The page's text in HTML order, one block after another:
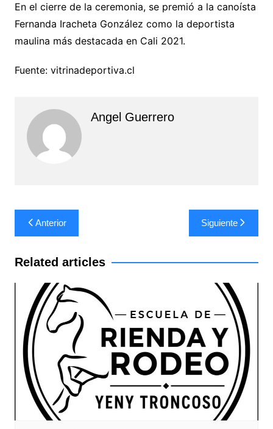
En el cierre de la ceremonia, se premió a la canoísta
Fernanda Iracheta González como la deportista
maulina más destacada en Cali 2021.
Fuente: vitrinadeportiva.cl
Angel Guerrero
Navegación
de
entradas
Anterior Siguiente
Related articles